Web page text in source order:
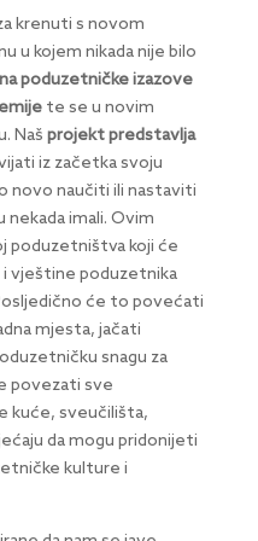
krenuti s novom
u kojem nikada nije bilo
poduzetničke izazove
te se u novim
Naš projekt predstavlja
iz začetka svoju
novo naučiti ili nastaviti
nekada imali. Ovim
poduzetništva koji će
vještine poduzetnika
će to povećati
mjesta, jačati
snagu za
povezati sve
kuće, sveučilišta,
da mogu pridonijeti
kulture i